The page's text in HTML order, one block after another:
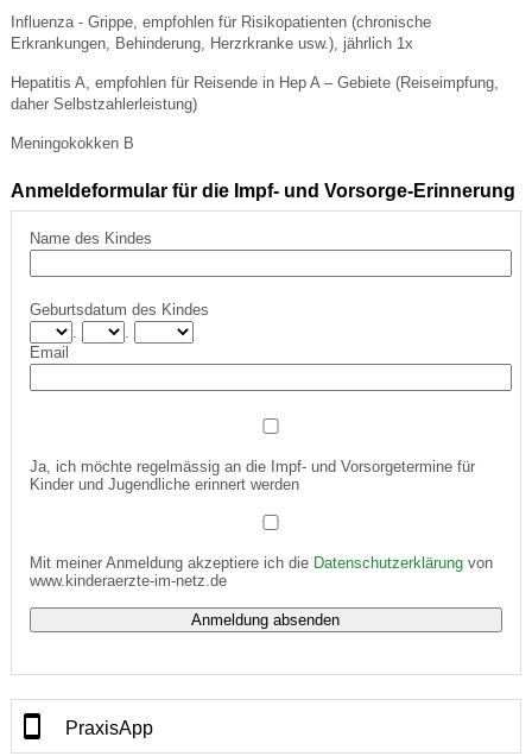
Influenza - Grippe, empfohlen für Risikopatienten (chronische
Erkrankungen, Behinderung, Herzrkranke usw.), jährlich 1x
Hepatitis A, empfohlen für Reisende in Hep A – Gebiete (Reiseimpfung,
daher Selbstzahlerleistung)
Meningokokken B
Anmeldeformular für die Impf- und Vorsorge-Erinnerung
Name des Kindes
Geburtsdatum des Kindes
Email
Ja, ich möchte regelmässig an die Impf- und Vorsorgetermine für
Kinder und Jugendliche erinnert werden
Mit meiner Anmeldung akzeptiere ich die Datenschutzerklärungvon
www.kinderaerzte-im-netz.de
PraxisApp